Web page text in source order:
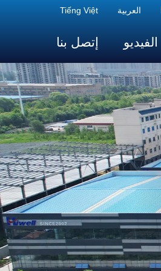
العربية Tiếng Việt
الفيديو إتصل بنا